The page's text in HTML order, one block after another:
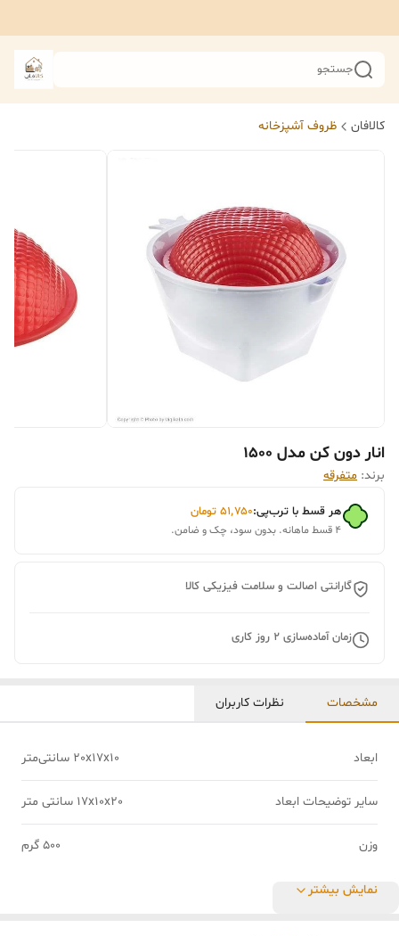
جستجو
کالافان ظروف آشپزخانه
انار دون کن مدل 1500
برند: متفرقه
هر قسط با ترب‌پی:۵۱٬۷۵۰ تومان
۴ قسط ماهانه. بدون سود، چک و ضامن.
گارانتی اصالت و سلامت فیزیکی کالا
زمان آماده‌سازی 2 روز کاری
مشخصات نظرات کاربران
ابعاد 20x17x10 سانتی‌متر
سایر توضیحات ابعاد 17x10x20 سانتی متر
وزن 500 گرم
نمایش بیشتر